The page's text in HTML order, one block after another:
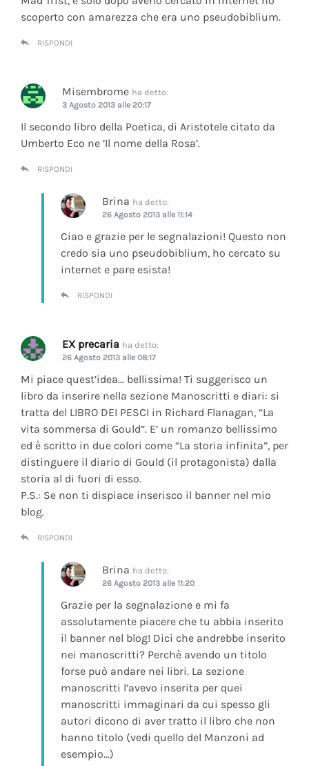
scoperto con amarezza che era uno pseudobiblium.
RISPONDI
Misembrome ha detto:
3 Agosto 2013 alle 20:17
Il secondo libro della Poetica, di Aristotele citato da
Umberto Eco ne ‘Il nome della Rosa’.
RISPONDI
Brina ha detto:
26 Agosto 2013 alle 11:14
Ciao e grazie per le segnalazioni! Questo non
credo sia uno pseudobiblium, ho cercato su
internet e pare esista!
RISPONDI
EX precaria ha detto:
26 Agosto 2013 alle 08:17
Mi piace quest’idea… bellissima! Ti suggerisco un
libro da inserire nella sezione Manoscritti e diari: si
tratta del LIBRO DEI PESCI in Richard Flanagan, “La
vita sommersa di Gould”. E’ un romanzo bellissimo
ed è scritto in due colori come “La storia infinita”, per
distinguere il diario di Gould (il protagonista) dalla
storia al di fuori di esso.
P.S.: Se non ti dispiace inserisco il banner nel mio
blog.
RISPONDI
Brina ha detto:
26 Agosto 2013 alle 11:20
Grazie per la segnalazione e mi fa
assolutamente piacere che tu abbia inserito
il banner nel blog! Dici che andrebbe inserito
nei manoscritti? Perchè avendo un titolo
forse può andare nei libri. La sezione
manoscritti l’avevo inserita per quei
manoscritti immaginari da cui spesso gli
autori dicono di aver tratto il libro che non
hanno titolo (vedi quello del Manzoni ad
esempio…)